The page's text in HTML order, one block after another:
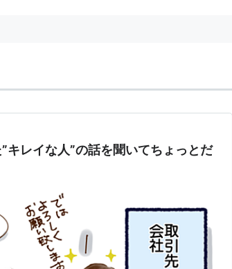
キレイな人”の話を聞いてちょっとだ